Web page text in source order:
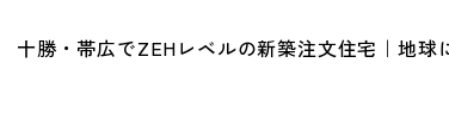
十勝・帯広でZEHレベルの新築注文住宅｜地球